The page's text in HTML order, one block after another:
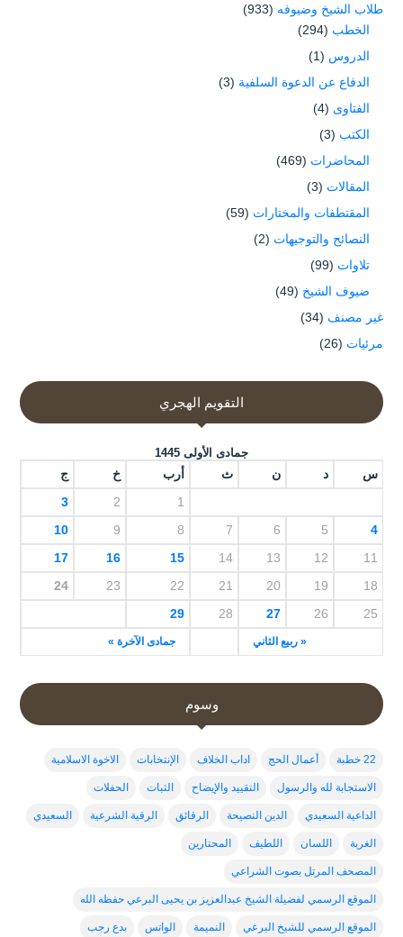
طلاب الشيخ وضيوفه (933)
الخطب (294)
الدروس (1)
الدفاع عن الدعوة السلفية (3)
الفتاوى (4)
الكتب (3)
المحاضرات (469)
المقالات (3)
المقتطفات والمختارات (59)
النصائح والتوجيهات (2)
تلاوات (99)
ضيوف الشيخ (49)
غير مصنف (34)
مرئيات (26)
التقويم الهجري
جمادى الأولى 1445
س د ن ث أرب خ ج
« ربيع الثاني جمادى الآخرة »
1
2
3
4
5
6
7
8
9
10
11
12
13
14
15
16
17
18
19
20
21
22
23
24
25
26
27
28
29
وسوم
22 خطبة أعمال الحج اداب الخلاف الإنتخابات الاخوة الاسلامية
الاستجابة لله والرسول التقييد والإيضاح الثبات الحفلات
الداعية السعيدي الدين النصيحة الرقائق الرقية الشرعية السعيدي
الغربة اللسان اللطيف المحتارين
المصحف المرتل بصوت الشراعي
الموقع الرسمي لفضيلة الشيخ عبدالعزيز بن يحيى البرعي حفظه الله
الموقع الرسمي للشيخ البرعي النميمة الواتس بدع رجب